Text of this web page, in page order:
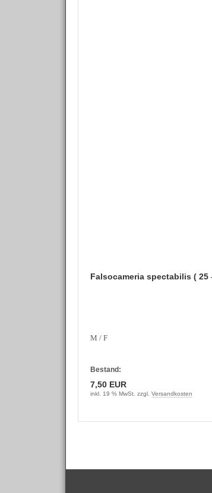
Falsocameria spectabilis ( 25
M / F
Bestand:
7,50 EUR
inkl. 19 % MwSt. zzgl. Versandkosten